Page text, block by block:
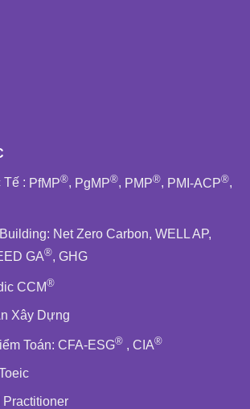
Tế: PfMP®, PgMP®, PMP®, PMI-ACP®,
: Net Zero Carbon, WELL AP,
GA®, GHG
CCM®
Xây Dựng
Toán: CFA-ESG®, CIA®
Practitioner